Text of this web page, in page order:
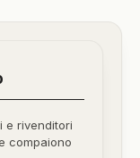
e rivenditori
compaiono